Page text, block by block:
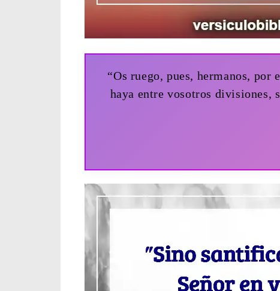
“Os ruego, pues, hermanos, por
haya entre vosotros divisiones,